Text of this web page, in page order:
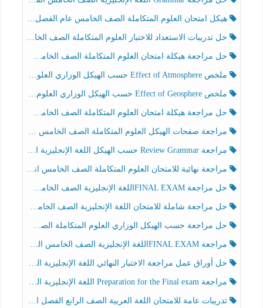
هيكل امتحان العلوم المتكاملة الصف الخامس عام الفصل الدراسي الثالث 2025-2026
حل تدريبات الاستعداد للاختبار العلوم المتكاملة الصف الخامس عام الفصل الثالث
حل مراجعة هيكلة امتحان العلوم المتكاملة الصف الخامس انسبير الفصل الثالث
ملخص Effect of Atmosphere حسب الهيكل الوزاري العلوم المتكاملة الصف الخامس انسبير الفصل الثالث
ملخص Effect of Geosphere حسب الهيكل الوزاري العلوم المتكاملة الصف الخامس انسبير الفصل الثالث
حل مراجعة هيكلة امتحان العلوم المتكاملة الصف الخامس عام الفصل الثالث
مراجعة صفحات الهيكل العلوم المتكاملة الصف الخامس انسبير الفصل الثالث
مراجعة Review Grammar حسب الهيكل اللغة الإنجليزية الصف الخامس الفصل الثالث
مراجعة نهائية للامتحان العلوم المتكاملة الصف الخامس انسبير الفصل الثالث
حل مراجعة FINAL EXAMاللغة الإنجليزية الصف الخامس الفصل الثالث
حل مراجعة شاملة للامتحان اللغة الإنجليزية الصف الخامس الفصل الثالث
حل مراجعة حسب الهيكل الوزاري العلوم المتكاملة الصف الخامس عام الفصل الثالث
مراجعة FINAL EXAMاللغة الإنجليزية الصف الخامس الفصل الثالث
حل أوراق عمل مراجعة الاختبار النهائي اللغة الإنجليزية الصف الرابع الفصل الثالث
مراجعة Preparation for the Final exam اللغة الإنجليزية الصف الرابع الفصل الثالث
تدريبات عامة للامتحان اللغة العربية الصف الرابع الفصل الثالث